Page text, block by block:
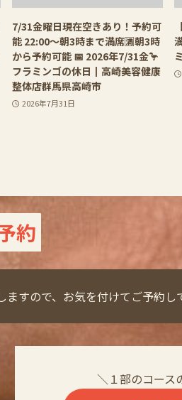
7/31金曜日現在空きあり！予約可
能 22:00〜朝3時まで満席🈵朝3時
から予約可能 📅 2026年7/31金🦩
フラミンゴの休日┃高崎美容健康
整体店群馬県高崎市
2026年7月31日
約
すので、お気を付けてご予約し
＼１部のコース